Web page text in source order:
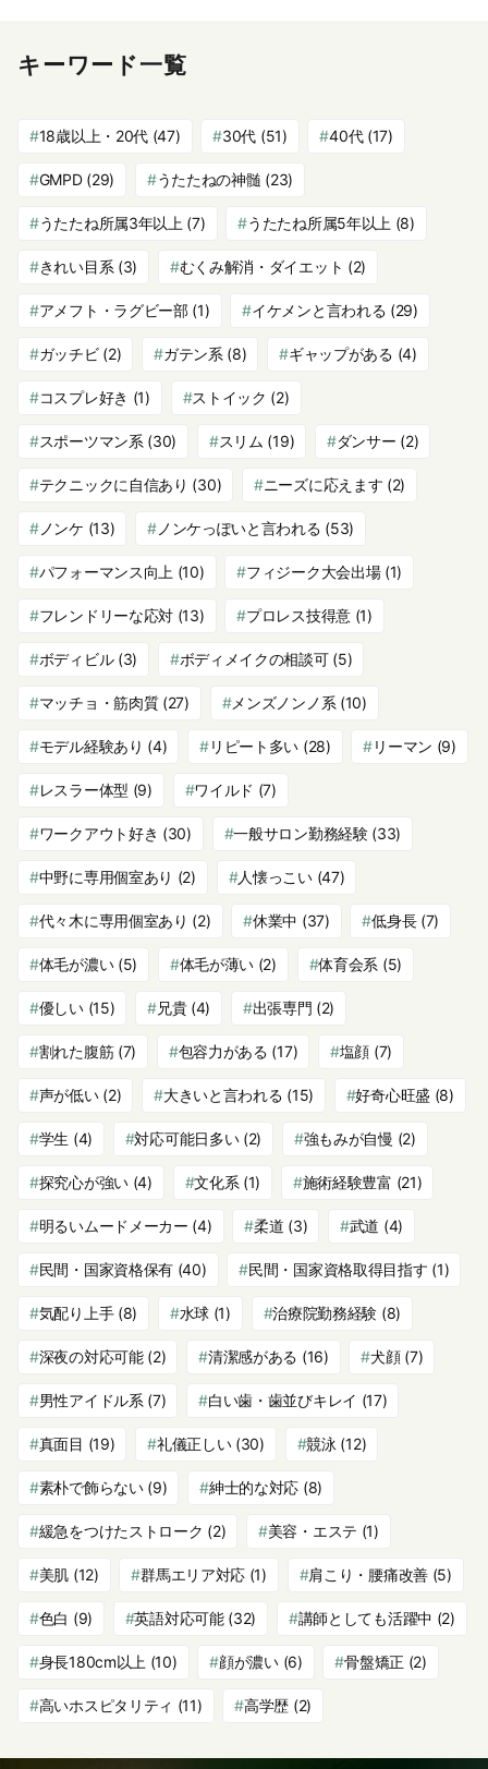
キーワード一覧
18歳以上・20代 (47) 30代 (51) 40代(17)
GMPD(29) うたたねの神髄 (23)
うたたね所属3年以上 (7) うたたね所属5年以上 (8)
きれい目系 (3) むくみ解消・ダイエット (2)
アメフト・ラグビー部(1) イケメンと言われる (29)
ガッチビ(2) ガテン系 (8) ギャップがある (4)
コスプレ好き (1) ストイック (2)
スポーツマン系 (30) スリム (19) ダンサー (2)
テクニックに自信あり (30) ニーズに応えます (2)
ノンケ (13) ノンケっぽいと言われる (53)
パフォーマンス向上 (10) フィジーク大会出場(1)
フレンドリーな応対 (13) プロレス技得意(1)
ボディビル(3) ボディメイクの相談可(5)
マッチョ・筋肉質(27) メンズノンノ系 (10)
モデル経験あり (4) リピート多い (28) リーマン (9)
レスラー体型 (9) ワイルド (7)
ワークアウト好き (30) 一般サロン勤務経験(33)
中野に専用個室あり (2) 人懐っこい(47)
代々木に専用個室あり (2) 休業中 (37) 低身長(7)
体毛が濃い(5) 体毛が薄い (2) 体育会系 (5)
優しい(15) 兄貴(4) 出張専門 (2)
割れた腹筋(7) 包容力がある (17) 塩顔 (7)
声が低い(2) 大きいと言われる (15) 好奇心旺盛 (8)
学生 (4) 対応可能日多い(2) 強もみが自慢 (2)
探究心が強い(4) 文化系 (1) 施術経験豊富 (21)
明るいムードメーカー (4) 柔道 (3) 武道 (4)
民間・国家資格保有 (40) 民間・国家資格取得目指す (1)
気配り上手(8) 水球(1) 治療院勤務経験 (8)
深夜の対応可能(2) 清潔感がある (16) 犬顔(7)
男性アイドル系 (7) 白い歯・歯並びキレイ (17)
真面目 (19) 礼儀正しい(30) 競泳 (12)
素朴で飾らない(9) 紳士的な対応 (8)
緩急をつけたストローク (2) 美容・エステ (1)
美肌 (12) 群馬エリア対応 (1) 肩こり・腰痛改善(5)
色白 (9) 英語対応可能(32) 講師としても活躍中 (2)
身長180cm以上 (10) 顔が濃い(6) 骨盤矯正 (2)
高いホスピタリティ (11) 高学歴 (2)